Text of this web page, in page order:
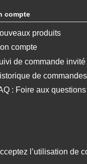
compte
produits
compte
de commande invité
de commandes
: Foire aux questions
l’utilisation